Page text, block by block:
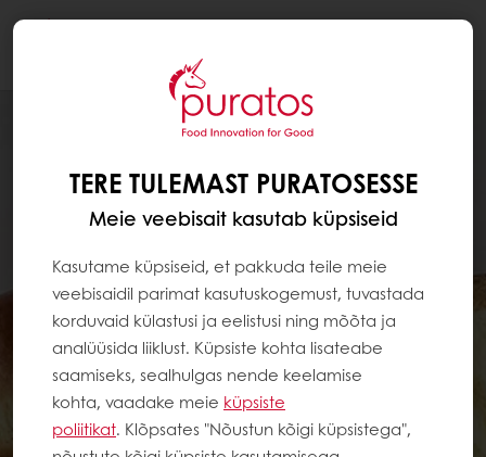
TERE TULEMAST PURATOSESSE
Meie veebisait kasutab küpsiseid
Kasutame küpsiseid, et pakkuda teile meie
veebisaidil parimat kasutuskogemust, tuvastada
korduvaid külastusi ja eelistusi ning mõõta ja
analüüsida liiklust. Küpsiste kohta lisateabe
saamiseks, sealhulgas nende keelamise
kohta, vaadake meie küpsiste
poliitikat. Klõpsates "Nõustun kõigi küpsistega",